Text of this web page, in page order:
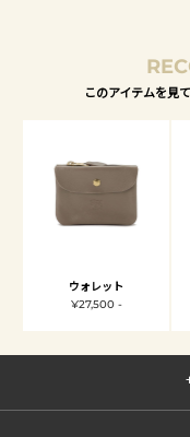
このアイテムを見
ウォレット
¥27,500 -